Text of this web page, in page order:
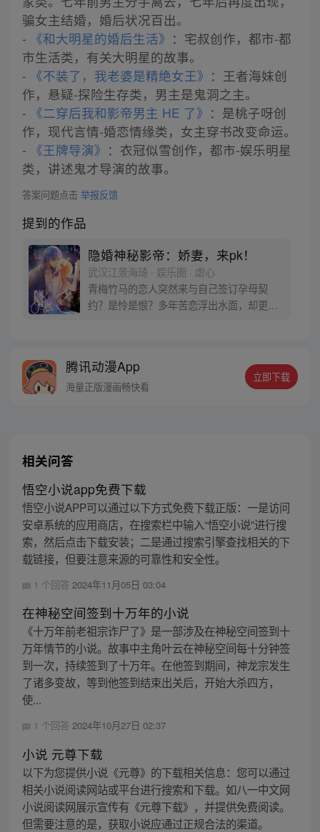
骗女主结婚，婚后状况百出。
- 《和大明星的婚后生活》 ：宅叔创作，都市-都
市生活类，有关大明星的故事。
- 《不装了，我老婆是精绝女王》 ：王者海妹创
作，悬疑-探险生存类，男主是鬼洞之主。
- 《二穿后我和影帝男主 HE 了》 ：是桃子呀创
作，现代言情-婚恋情缘类，女主穿书改变命运。
- 《王牌导演》 ：衣冠似雪创作，都市-娱乐明星
类，讲述鬼才导演的故事。
答案问题点击 举报反馈
提到的作品
隐婚神秘影帝：娇妻，来pk！
武汉江景海琦 · 娱乐圈 · 虐心
青梅竹马的恋人突然来与自己签订孕母契
约？是怜是恨？多年苦恋浮出水面，却更加
己的双手，重新翻天覆地。 改编自公子衍的
小说《你是我的恋恋不忘》
腾讯动漫App
海量正版漫画畅快看
立即下载
相关问答
悟空小说app免费下载
悟空小说APP可以通过以下方式免费下载正版：一是访问
安卓系统的应用商店，在搜索栏中输入“悟空小说”进行搜
索，然后点击下载安装；二是通过搜索引擎查找相关的下
载链接，但要注意来源的可靠性和安全性。
1 个回答 2024年11月05日 03:04
在神秘空间签到十万年的小说
《十万年前老祖宗诈尸了》是一部涉及在神秘空间签到十
万年情节的小说。故事中主角叶云在神秘空间每十分钟签
到一次，持续签到了十万年。在他签到期间，神龙宗发生
了诸多变故，等到他签到结束出关后，开始大杀四方，
使...
1 个回答 2024年10月27日 02:37
小说 元尊下载
以下为您提供小说《元尊》的下载相关信息：您可以通过
相关小说阅读网站或平台进行搜索和下载。如八一中文网
小说阅读网展示宣传有《元尊下载》，并提供免费阅读。
但需要注意的是，获取小说应通过正规合法的渠道。